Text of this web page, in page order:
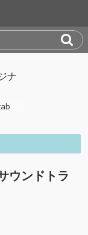
ウンドトラ